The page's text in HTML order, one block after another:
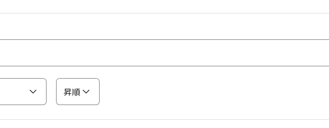
昇順